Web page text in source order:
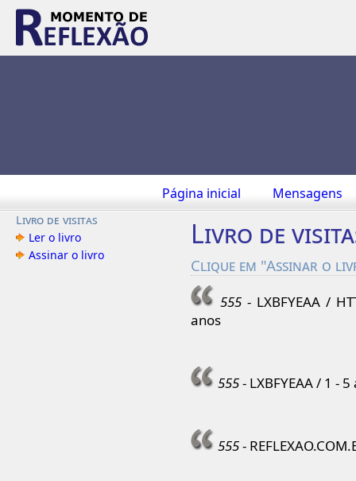
Página inicial Mensagens
Livro de visitas
Ler o livro
Assinar o livro
Livro de
Clique em "Assinar o
555 - LXBFYEAA /
anos
555- LXBFYEAA / 1 -
555-